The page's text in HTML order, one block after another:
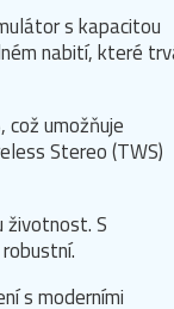
s kapacitou
nabití, které
umožňuje
Stereo (TWS)
životnost. S
s moderními